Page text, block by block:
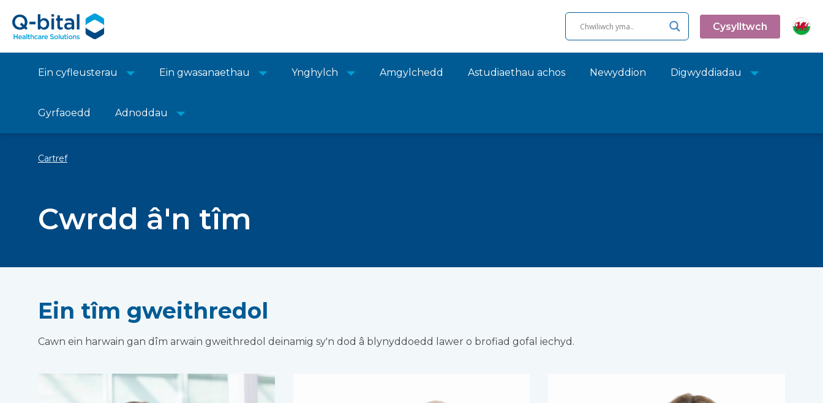
Cysylltwch
Ein cyfleusterau Ein gwasanaethau Ynghylch Amgylchedd Astudiaethau achos Newyddion Digwyddiadau
Gyrfaoedd Adnoddau
Cartref
Cwrdd â'n tîm
Ein tîm gweithredol
Cawn ein harwain gan dîm arwain gweithredol deinamig sy'n dod â blynyddoedd lawer o brofiad gofal iechyd.